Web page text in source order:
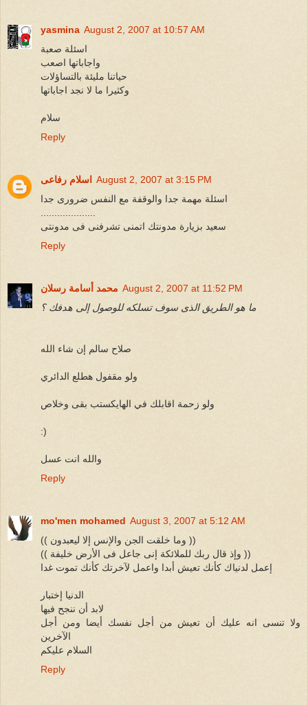
yasmina August 2, 2007 at 10:57 AM
اسئلة صعبة
واجاباتها اصعب
حياتنا مليئة بالتساؤلات
وكثيرا ما لا نجد اجاباتها
سلام
Reply
اسلام رفاعى
August 2, 2007 at 3:15 PM
اسئلة مهمة جدا والوقفة مع النفس ضرورى جدا
سعيد بزيارة مدونتك اتمنى تشرفنى فى مدونتى
Reply
محمد أسامة رسلان August 2, 2007 at 11:52 PM
ما هو الطريق الذى سوف تسلكه للوصول إلى هدفك ؟
صلاح سالم إن شاء الله
ولو مقفول هطلع الدائري
ولو زحمة اقابلك في الهايكستب بقى وخلاص
:)
والله انت عسل
Reply
mo'men mohamed August 3, 2007 at 5:12 AM
(( وما خلقت الجن والإنس إلا ليعبدون ))
(( وإذ قال ربك للملائكة إنى جاعل فى الأرض خليفة ))
إعمل لدنياك كأنك تعيش أبدا واعمل لآخرتك كأنك تموت غدا
الدنيا إختبار
لابد أن ننجح فيها
ولا تنسى انه عليك أن تعيش من أجل نفسك أيضا ومن أجل
الآخرين
السلام عليكم
Reply